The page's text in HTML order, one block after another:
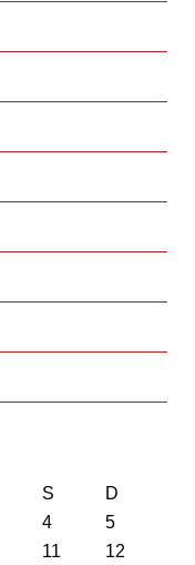
S
D
4
5
11 12